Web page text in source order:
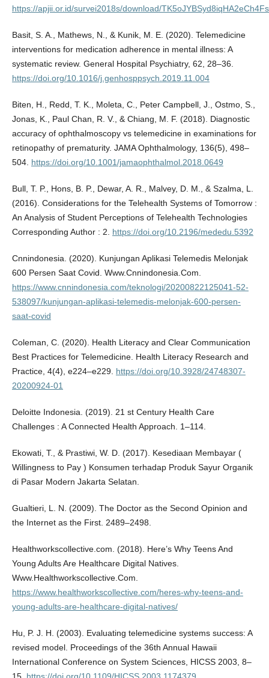
https://apjii.or.id/survei2018s/download/
Basit, S. A., Mathews, N., & Kunik, M. E. (2020). Telemedicine
interventions for medication adherence in mental illness: A
systematic review. General Hospital Psychiatry, 62, 28–36.
https://doi.org/10.1016/j.genhosppsych.2019.11.004
Biten, H., Redd, T. K., Moleta, C., Peter Campbell, J., Ostmo, S.,
Jonas, K., Paul Chan, R. V., & Chiang, M. F. (2018). Diagnostic
accuracy of ophthalmoscopy vs telemedicine in examinations for
retinopathy of prematurity. JAMA Ophthalmology, 136(5), 498–
504. https://doi.org/10.1001/jamaophthalmol.2018.0649
Bull, T. P., Hons, B. P., Dewar, A. R., Malvey, D. M., & Szalma, L.
(2016). Considerations for the Telehealth Systems of Tomorrow :
An Analysis of Student Perceptions of Telehealth Technologies
Corresponding Author : 2. https://doi.org/10.2196/mededu.5392
Cnnindonesia. (2020). Kunjungan Aplikasi Telemedis Melonjak
600 Persen Saat Covid. Www.Cnnindonesia.Com.
https://www.cnnindonesia.com/teknologi/20200822125041-52-
538097/kunjungan-aplikasi-telemedis-melonjak-600-persen-
saat-covid
Coleman, C. (2020). Health Literacy and Clear Communication
Best Practices for Telemedicine. Health Literacy Research and
Practice, 4(4), e224–e229. https://doi.org/10.3928/24748307-
20200924-01
Deloitte Indonesia. (2019). 21 st Century Health Care
Challenges : A Connected Health Approach. 1–114.
Ekowati, T., & Prastiwi, W. D. (2017). Kesediaan Membayar (
Willingness to Pay ) Konsumen terhadap Produk Sayur Organik
di Pasar Modern Jakarta Selatan.
Gualtieri, L. N. (2009). The Doctor as the Second Opinion and
the Internet as the First. 2489–2498.
Healthworkscollective.com. (2018). Here’s Why Teens And
Young Adults Are Healthcare Digital Natives.
Www.Healthworkscollective.Com.
https://www.healthworkscollective.com/heres-why-teens-and-
young-adults-are-healthcare-digital-natives/
Hu, P. J. H. (2003). Evaluating telemedicine systems success: A
revised model. Proceedings of the 36th Annual Hawaii
International Conference on System Sciences, HICSS 2003, 8–